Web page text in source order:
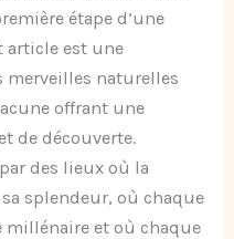
étape d’une
article est une
merveilles naturelles
offrant une
de découverte.
des lieux où la
splendeur, où chaque
millénaire et où chaque